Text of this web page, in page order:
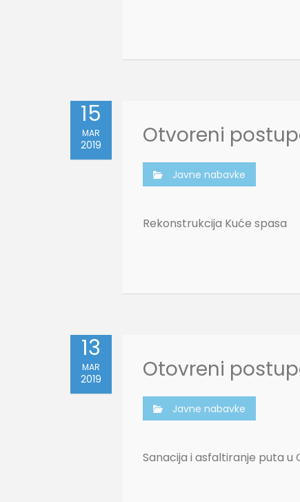
15
MAR
2019 Otvoreni
Javne nabavke
Rekonstrukcija Kuće spasa
13
MAR
2019 Otovreni
Javne nabavke
Sanacija i asfaltiranje puta u